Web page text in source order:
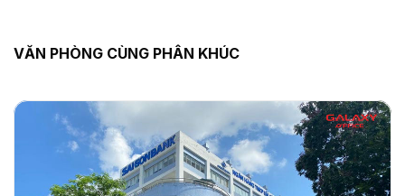
VĂN PHÒNG CÙNG PHÂN KHÚC